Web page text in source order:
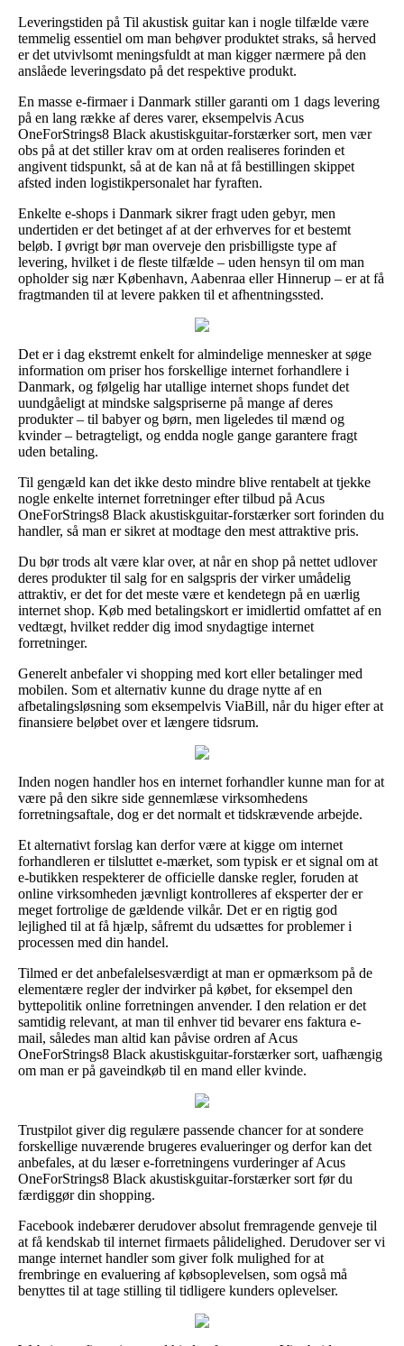
Leveringstiden på Til akustisk guitar kan i nogle tilfælde være
temmelig essentiel om man behøver produktet straks, så herved
er det utvivlsomt meningsfuldt at man kigger nærmere på den
anslåede leveringsdato på det respektive produkt.
En masse e-firmaer i Danmark stiller garanti om 1 dags levering
på en lang række af deres varer, eksempelvis Acus
OneForStrings8 Black akustiskguitar-forstærker sort, men vær
obs på at det stiller krav om at orden realiseres forinden et
angivent tidspunkt, så at de kan nå at få bestillingen skippet
afsted inden logistikpersonalet har fyraften.
Enkelte e-shops i Danmark sikrer fragt uden gebyr, men
undertiden er det betinget af at der erhverves for et bestemt
beløb. I øvrigt bør man overveje den prisbilligste type af
levering, hvilket i de fleste tilfælde – uden hensyn til om man
opholder sig nær København, Aabenraa eller Hinnerup – er at få
fragtmanden til at levere pakken til et afhentningssted.
Det er i dag ekstremt enkelt for almindelige mennesker at søge
information om priser hos forskellige internet forhandlere i
Danmark, og følgelig har utallige internet shops fundet det
uundgåeligt at mindske salgspriserne på mange af deres
produkter – til babyer og børn, men ligeledes til mænd og
kvinder – betragteligt, og endda nogle gange garantere fragt
uden betaling.
Til gengæld kan det ikke desto mindre blive rentabelt at tjekke
nogle enkelte internet forretninger efter tilbud på Acus
OneForStrings8 Black akustiskguitar-forstærker sort forinden du
handler, så man er sikret at modtage den mest attraktive pris.
Du bør trods alt være klar over, at når en shop på nettet udlover
deres produkter til salg for en salgspris der virker umådelig
attraktiv, er det for det meste være et kendetegn på en uærlig
internet shop. Køb med betalingskort er imidlertid omfattet af en
vedtægt, hvilket redder dig imod snydagtige internet
forretninger.
Generelt anbefaler vi shopping med kort eller betalinger med
mobilen. Som et alternativ kunne du drage nytte af en
afbetalingsløsning som eksempelvis ViaBill, når du higer efter at
finansiere beløbet over et længere tidsrum.
Inden nogen handler hos en internet forhandler kunne man for at
være på den sikre side gennemlæse virksomhedens
forretningsaftale, dog er det normalt et tidskrævende arbejde.
Et alternativt forslag kan derfor være at kigge om internet
forhandleren er tilsluttet e-mærket, som typisk er et signal om at
e-butikken respekterer de officielle danske regler, foruden at
online virksomheden jævnligt kontrolleres af eksperter der er
meget fortrolige de gældende vilkår. Det er en rigtig god
lejlighed til at få hjælp, såfremt du udsættes for problemer i
processen med din handel.
Tilmed er det anbefalelsesværdigt at man er opmærksom på de
elementære regler der indvirker på købet, for eksempel den
byttepolitik online forretningen anvender. I den relation er det
samtidig relevant, at man til enhver tid bevarer ens faktura e-
mail, således man altid kan påvise ordren af Acus
OneForStrings8 Black akustiskguitar-forstærker sort, uafhængig
om man er på gaveindkøb til en mand eller kvinde.
Trustpilot giver dig regulære passende chancer for at sondere
forskellige nuværende brugeres evalueringer og derfor kan det
anbefales, at du læser e-forretningens vurderinger af Acus
OneForStrings8 Black akustiskguitar-forstærker sort før du
færdiggør din shopping.
Facebook indebærer derudover absolut fremragende genveje til
at få kendskab til internet firmaets pålidelighed. Derudover ser vi
mange internet handler som giver folk mulighed for at
frembringe en evaluering af købsoplevelsen, som også må
benyttes til at tage stilling til tidligere kunders oplevelser.